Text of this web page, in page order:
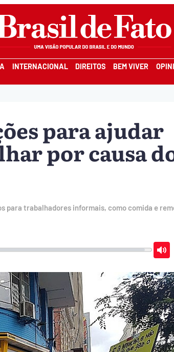
INTERNACIONAL DIREITOS BEM VIVER
para ajudar
por causa
para trabalhadores informais, como comida e